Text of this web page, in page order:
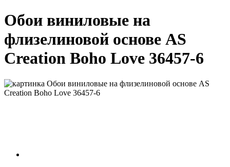
Обои виниловые на
флизелиновой основе AS
Creation Boho Love 36457-6